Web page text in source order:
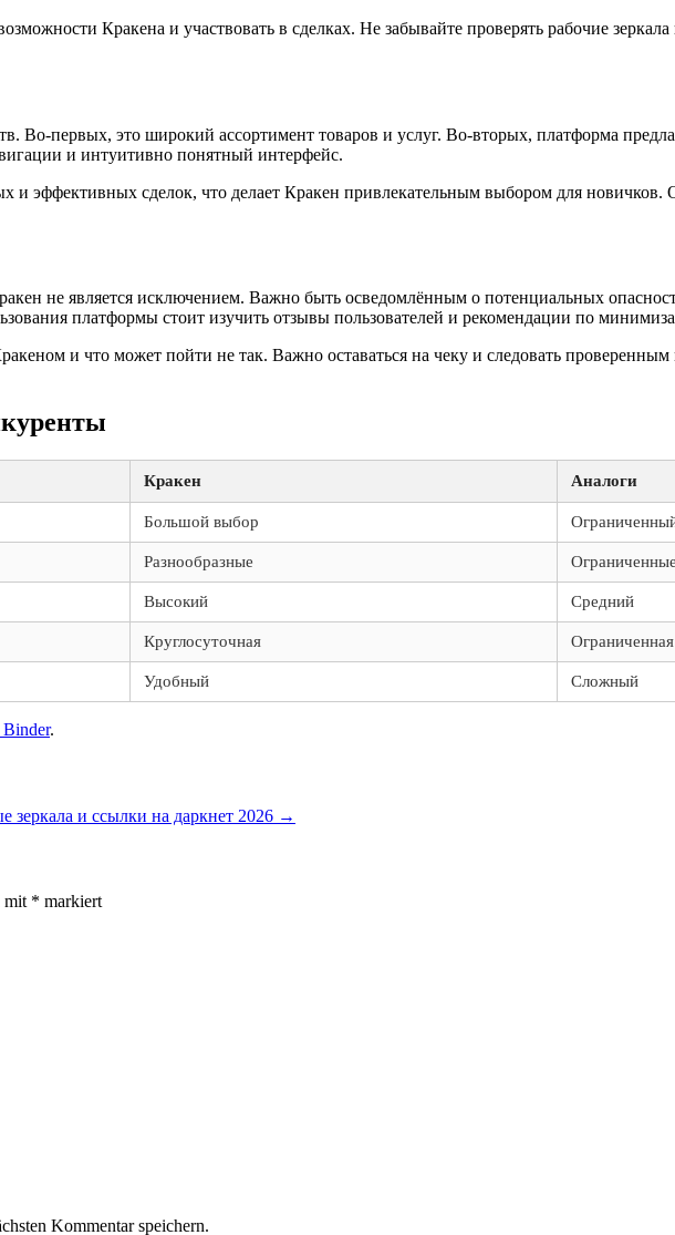
Кракена и участвовать в сделках. Не забывайте проверять рабочие
Во-первых, это широкий ассортимент товаров и услуг. Во-вторых, платформа
и интуитивно понятный интерфейс.
и эффективных сделок, что делает Кракен привлекательным выбором для новичков.
не является исключением. Важно быть осведомлённым о потенциальных
платформы стоит изучить отзывы пользователей и рекомендации по
и что может пойти не так. Важно оставаться на чеку и следовать
Кракен Аналоги
Большой выбор
Разнообразные Ограниченные
Высокий Средний
Круглосуточная Ограниченная
Удобный Сложный
Binder.
зеркала и ссылки на даркнет 2026 →
mit * markiert
Kommentar speichern.